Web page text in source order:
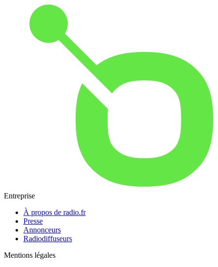
Entreprise
À propos de radio.fr
Presse
Annonceurs
Radiodiffuseurs
Mentions légales